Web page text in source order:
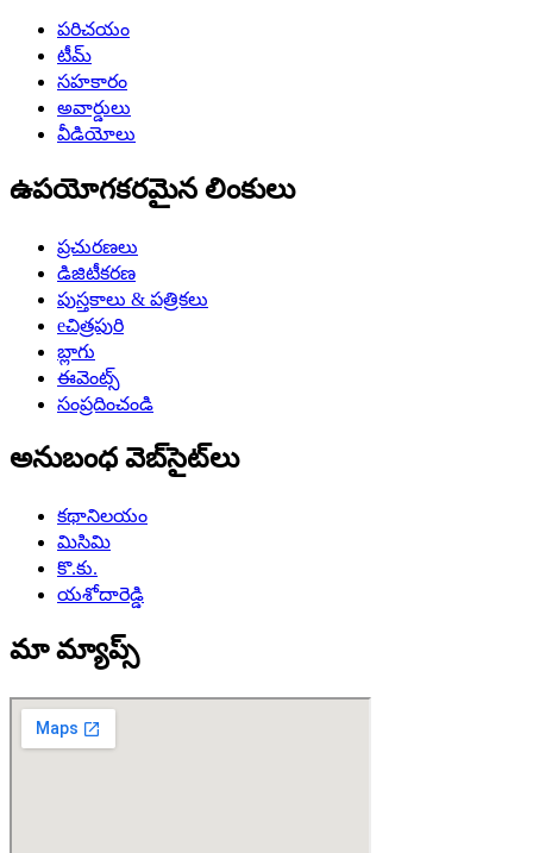
పరిచయం
టీమ్
సహకారం
అవార్డులు
వీడియోలు
ఉపయోగకరమైన లింకులు
ప్రచురణలు
డిజిటీకరణ
పుస్తకాలు & పత్రికలు
eచిత్రపురి
బ్లాగు
ఈవెంట్స్
సంప్రదించండి
అనుబంధ వెబ్‌సైట్‌లు
కథానిలయం
మిసిమి
కొ.కు.
యశోదారెడ్డి
మా మ్యాప్స్